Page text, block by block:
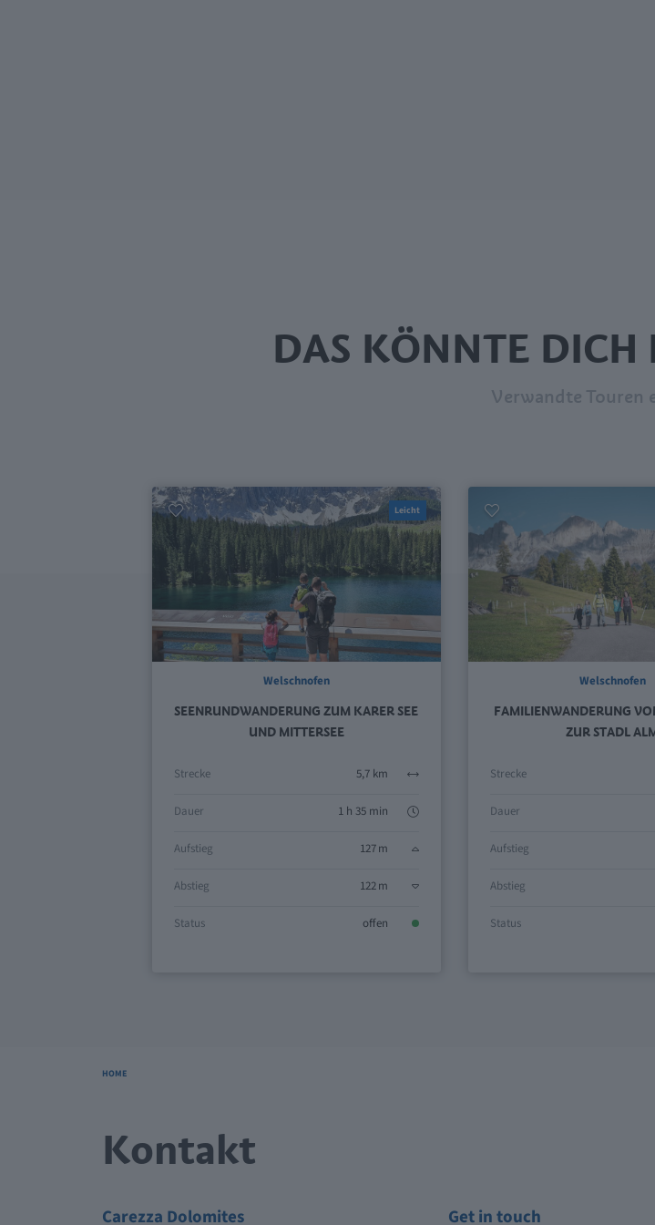
DAS KÖNNTE DICH
Verwandte Touren
Leicht
Welschnofen
SEENRUNDWANDERUNG ZUM KARER SEE
UND MITTERSEE
Strecke 5,7 km
Dauer 1 h 35 min
Aufstieg 127 m
Abstieg 122 m
Status offen
Welschnofen
FAMILIENWANDERUNG
ZUR STADL
Strecke
Dauer
Aufstieg
Abstieg
Status
HOME
Kontakt
Carezza Dolomites Get in touch